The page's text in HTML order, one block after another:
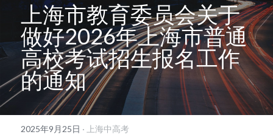
高中综评
上海中高考
服务中心
学术提升
科创书店
会员服务
新闻消息
上海市教育委员会关于
做好2026年上海市普通
高校考试招生报名工作
的通知
2025年9月25日 · 上海中高考
青少年科创书店